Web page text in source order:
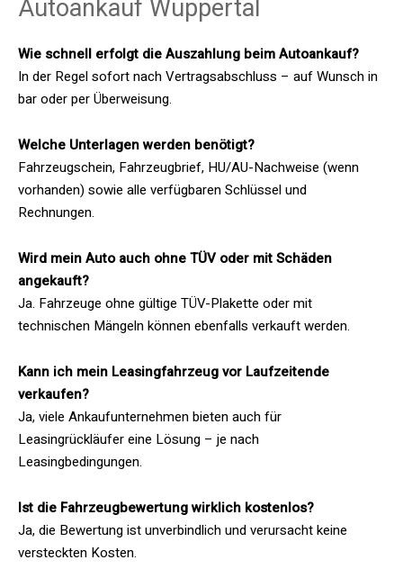
Autoankauf Wuppertal
Wie schnell erfolgt die Auszahlung beim Autoankauf?
In der Regel sofort nach Vertragsabschluss – auf Wunsch in
bar oder per Überweisung.
Welche Unterlagen werden benötigt?
Fahrzeugschein, Fahrzeugbrief, HU/AU-Nachweise (wenn
vorhanden) sowie alle verfügbaren Schlüssel und
Rechnungen.
Wird mein Auto auch ohne TÜV oder mit Schäden
angekauft?
Ja. Fahrzeuge ohne gültige TÜV-Plakette oder mit
technischen Mängeln können ebenfalls verkauft werden.
Kann ich mein Leasingfahrzeug vor Laufzeitende
verkaufen?
Ja, viele Ankaufunternehmen bieten auch für
Leasingrückläufer eine Lösung – je nach
Leasingbedingungen.
Ist die Fahrzeugbewertung wirklich kostenlos?
Ja, die Bewertung ist unverbindlich und verursacht keine
versteckten Kosten.